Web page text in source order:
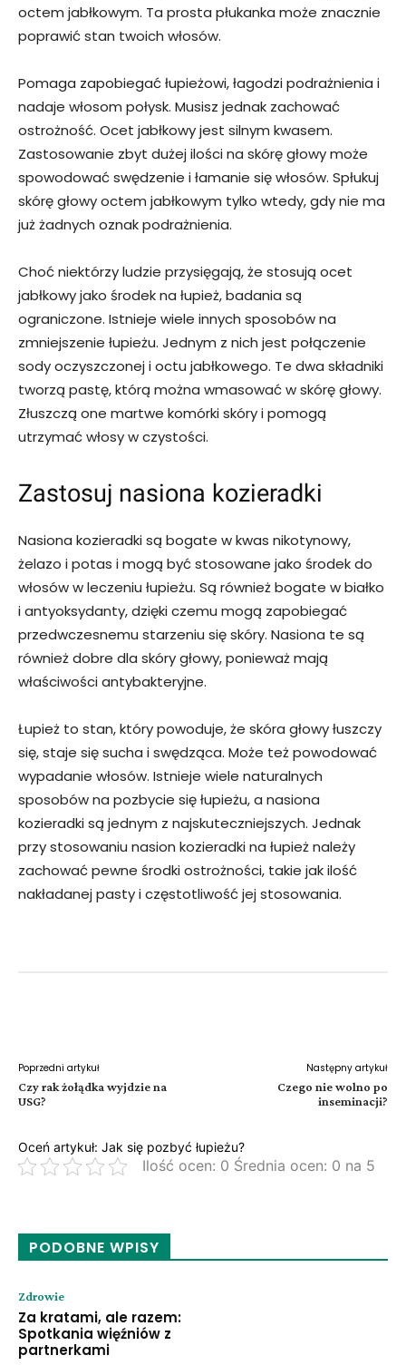
octem jabłkowym. Ta prosta płukanka może znacznie
poprawić stan twoich włosów.
Pomaga zapobiegać łupieżowi, łagodzi podrażnienia i
nadaje włosom połysk. Musisz jednak zachować
ostrożność. Ocet jabłkowy jest silnym kwasem.
Zastosowanie zbyt dużej ilości na skórę głowy może
spowodować swędzenie i łamanie się włosów. Spłukuj
skórę głowy octem jabłkowym tylko wtedy, gdy nie ma
już żadnych oznak podrażnienia.
Choć niektórzy ludzie przysięgają, że stosują ocet
jabłkowy jako środek na łupież, badania są
ograniczone. Istnieje wiele innych sposobów na
zmniejszenie łupieżu. Jednym z nich jest połączenie
sody oczyszczonej i octu jabłkowego. Te dwa składniki
tworzą pastę, którą można wmasować w skórę głowy.
Złuszczą one martwe komórki skóry i pomogą
utrzymać włosy w czystości.
Zastosuj nasiona kozieradki
Nasiona kozieradki są bogate w kwas nikotynowy,
żelazo i potas i mogą być stosowane jako środek do
włosów w leczeniu łupieżu. Są również bogate w białko
i antyoksydanty, dzięki czemu mogą zapobiegać
przedwczesnemu starzeniu się skóry. Nasiona te są
również dobre dla skóry głowy, ponieważ mają
właściwości antybakteryjne.
Łupież to stan, który powoduje, że skóra głowy łuszczy
się, staje się sucha i swędząca. Może też powodować
wypadanie włosów. Istnieje wiele naturalnych
sposobów na pozbycie się łupieżu, a nasiona
kozieradki są jednym z najskuteczniejszych. Jednak
przy stosowaniu nasion kozieradki na łupież należy
zachować pewne środki ostrożności, takie jak ilość
nakładanej pasty i częstotliwość jej stosowania.
Poprzedni artykuł
Czy rak żołądka wyjdzie na
USG?
Następny artykuł
Czego nie wolno po
inseminacji?
Oceń artykuł: Jak się pozbyć łupieżu?
Ilość ocen: 0 Średnia ocen: 0 na 5
PODOBNE WPISY
Zdrowie
Za kratami, ale razem:
Spotkania więźniów z
partnerkami